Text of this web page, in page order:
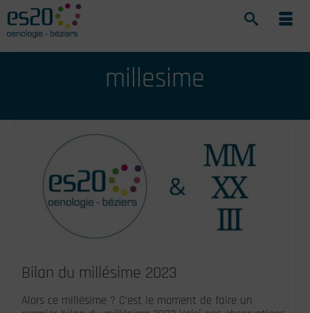
millesime
Bilan du millésime 2023
Alors ce millésime ? C’est le moment de faire un